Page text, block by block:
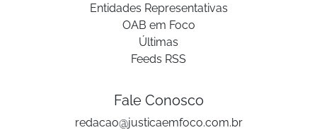
Entidades Representativas
OAB em Foco
Últimas
Feeds RSS
Fale Conosco
redacao@justicaemfoco.com.br